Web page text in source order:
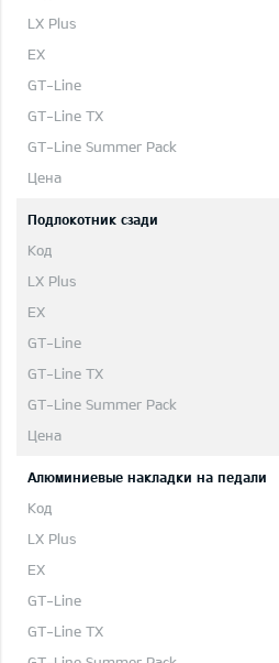
Подлокотник сзади
Aлюминиевые накладки на педали